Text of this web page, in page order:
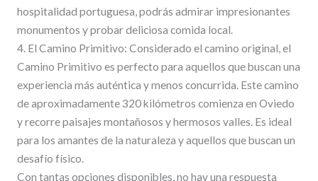
hospitalidad portuguesa, podrás admirar impresionantes
monumentos y probar deliciosa comida local.
4. El Camino Primitivo: Considerado el camino original, el
Camino Primitivo es perfecto para aquellos que buscan una
experiencia más auténtica y menos concurrida. Este camino
de aproximadamente 320 kilómetros comienza en Oviedo
y recorre paisajes montañosos y hermosos valles. Es ideal
para los amantes de la naturaleza y aquellos que buscan un
desafío físico.
Con tantas opciones disponibles, no hay una respuesta